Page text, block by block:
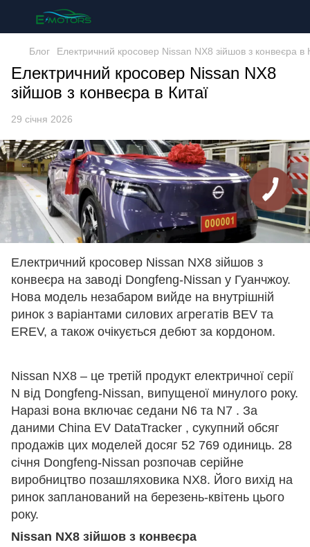
Блог Електричний кросовер Nissan NX8 зійшов з конвеєра в
Електричний кросовер Nissan NX8
зійшов з конвеєра в Китаї
29 січня 2026
Електричний кросовер Nissan NX8 зійшов з
конвеєра на заводі Dongfeng-Nissan у Гуанчжоу.
Нова модель незабаром вийде на внутрішній
ринок з варіантами силових агрегатів BEV та
EREV, а також очікується дебют за кордоном.
Nissan NX8 – це третій продукт електричної серії
N від Dongfeng-Nissan, випущеної минулого року.
Наразі вона включає седани N6 та N7 . За
даними China EV DataTracker , сукупний обсяг
продажів цих моделей досяг 52 769 одиниць. 28
січня Dongfeng-Nissan розпочав серійне
виробництво позашляховика NX8. Його вихід на
ринок запланований на березень-квітень цього
року.
Nissan NX8 зійшов з конвеєра